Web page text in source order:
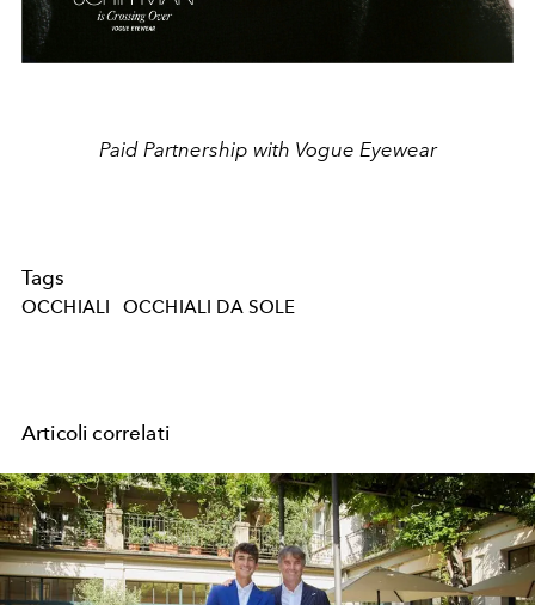
Paid Partnership with Vogue Eyewear
Tags
OCCHIALI OCCHIALI DA SOLE
Articoli correlati